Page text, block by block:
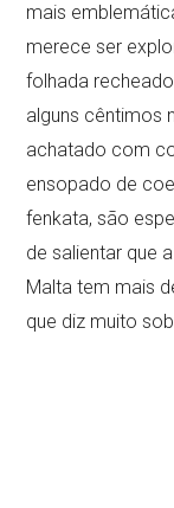
mais
merece ser
folhada
alguns cêntimos
achatado com
ensopado de
fenkata, são
de salientar que
Malta tem mais
que diz muito